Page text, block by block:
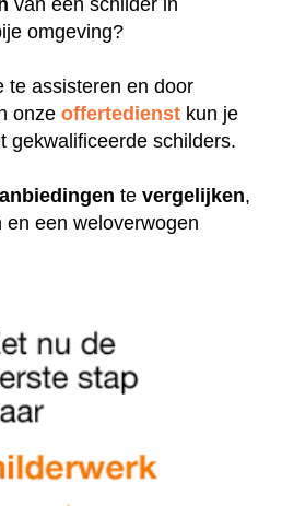
omgeving?
te assisteren en door
onze offertedienst kun je
gekwalificeerde schilders.
te vergelijken,
een weloverwogen